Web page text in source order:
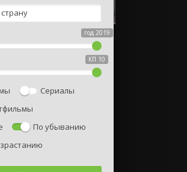
год 2019
КП 10
Сериалы
По убыванию